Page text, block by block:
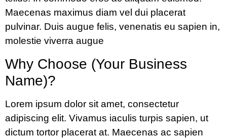
Maecenas maximus diam vel dui placerat
pulvinar. Duis augue felis, venenatis eu sapien in,
molestie viverra augue
Why Choose (Your Business
Name)?
Lorem ipsum dolor sit amet, consectetur
adipiscing elit. Vivamus iaculis turpis sapien, ut
dictum tortor placerat at. Maecenas ac sapien